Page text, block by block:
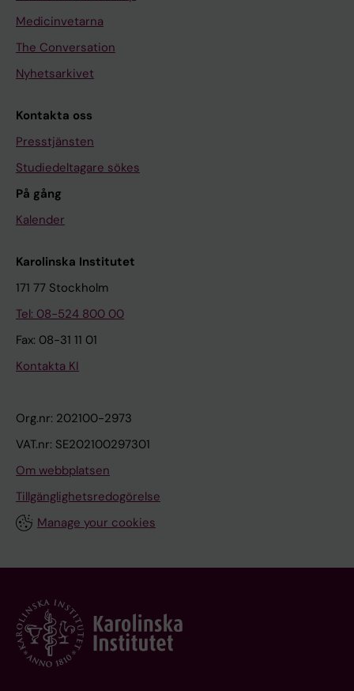
Medicinvetarna
The Conversation
Nyhetsarkivet
Kontakta oss
Presstjänsten
Studiedeltagare sökes
På gång
Kalender
Karolinska Institutet
171 77 Stockholm
Tel: 08-524 800 00
Fax: 08-31 11 01
Kontakta KI
Org.nr: 202100-2973
VAT.nr: SE202100297301
Om webbplatsen
Tillgänglighetsredogörelse
Manage your cookies